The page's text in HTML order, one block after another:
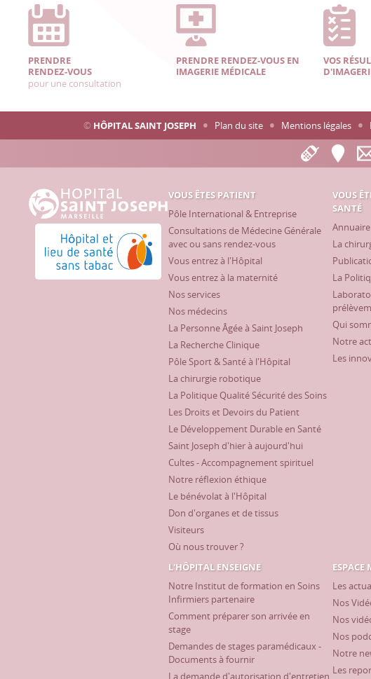
PRENDRE
RENDEZ-VOUS
pour une consultation
PRENDRE RENDEZ-VOUS EN
IMAGERIE MÉDICALE
VOS
© HÔPITAL SAINT JOSEPH Plan du site Mentions légales
Hôpital Saint Joseph - Marseille
Hôpital et lieu de santé sans tabac
VOUS ÊTES PATIENT
Pôle International & Entreprise
Consultations de Médecine Générale
avec ou sans rendez-vous
Vous entrez à l'Hôpital
Vous entrez à la maternité
Nos services
Nos médecins
La Personne Âgée à Saint Joseph
La Recherche Clinique
Pôle Sport & Santé à l'Hôpital
La chirurgie robotique
La Politique Qualité Sécurité des Soins
Les Droits et Devoirs du Patient
Le Développement Durable en Santé
Saint Joseph d'hier à aujourd'hui
Cultes - Accompagnement spirituel
Notre réflexion éthique
Le bénévolat à l'Hôpital
Don d'organes et de tissus
Visiteurs
Où nous trouver ?
VOUS
SANTÉ
La
La
Qui
Notre
Les
L'HÔPITAL ENSEIGNE
Notre Institut de formation en Soins
Infirmiers partenaire
Comment préparer son arrivée en
stage
Demandes de stages paramédicaux -
Documents à fournir
La demande d'autorisation d'entretien
ESPACE
Les
Nos
Nos
Nos
Notre
Les